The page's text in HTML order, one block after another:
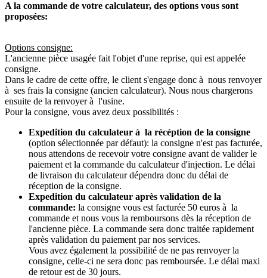
A la commande de votre calculateur, des options vous sont
proposées:
Options consigne:
L'ancienne pièce usagée fait l'objet d'une reprise, qui est appelée
consigne.
Dans le cadre de cette offre, le client s'engage donc à nous renvoyer
à ses frais la consigne (ancien calculateur). Nous nous chargerons
ensuite de la renvoyer à l'usine.
Pour la consigne, vous avez deux possibilités :
Expedition du calculateur à la récéption de la consigne
(option sélectionnée par défaut): la consigne n'est pas facturée,
nous attendons de recevoir votre consigne avant de valider le
paiement et la commande du calculateur d'injection. Le délai
de livraison du calculateur dépendra donc du délai de
réception de la consigne.
Expedition du calculateur après validation de la
commande: la consigne vous est facturée 50 euros à la
commande et nous vous la remboursons dès la réception de
l'ancienne pièce. La commande sera donc traitée rapidement
après validation du paiement par nos services.
Vous avez également la possibilité de ne pas renvoyer la
consigne, celle-ci ne sera donc pas remboursée. Le délai maxi
de retour est de 30 jours.